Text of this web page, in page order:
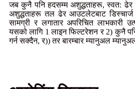
जब कुनै पनि हदसम्म अशुद्धताहरू, स्वत:
अशुद्धताहरू तल ढेर आउटलेटबाट
सामग्री र लगातार अपरिचित लाभकारी
यसको लागि 1 लाइन फिल्टरेशन र 2) कुनै
गर्न सक्दैन, र)) तर बारम्बार म्यानुअल